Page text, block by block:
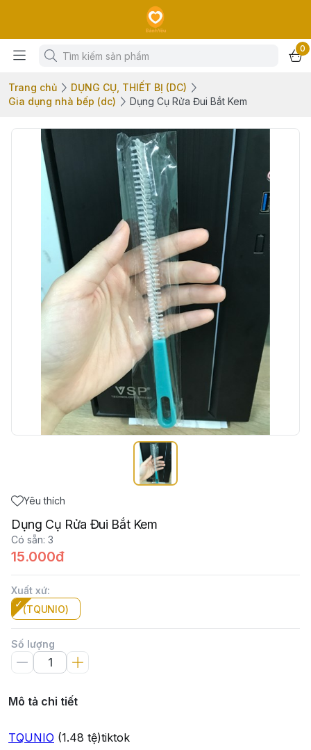
0
Trang chủ
DỤNG CỤ, THIẾT BỊ (DC)
Gia dụng nhà bếp (dc)
Dụng Cụ Rửa Đui Bắt Kem
Yêu thích
Dụng Cụ Rửa Đui Bắt Kem
Có sẵn: 3
15.000đ
Xuất xứ:
(TQUNIO)
Số lượng
Mô tả chi tiết
TQUNIO (1.48 tệ)tiktok